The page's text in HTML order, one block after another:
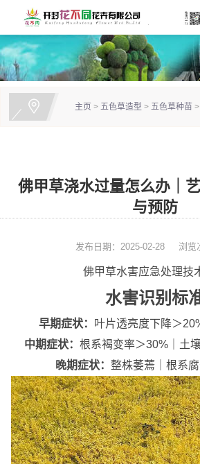
主页 > 五色草造型 > 五色草种苗 >
佛甲草浇水过量怎么办｜
与预防
发布日期：2025-02-28 浏览
佛甲草水害应急处理技
水害识别标
早期症状： 叶片透亮度下降＞
中期症状： 根系褐变率＞30%｜土
晚期症状： 整株萎蔫｜根系